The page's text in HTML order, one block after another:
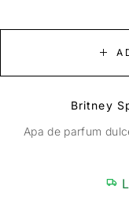
Britney
Apa de parfum